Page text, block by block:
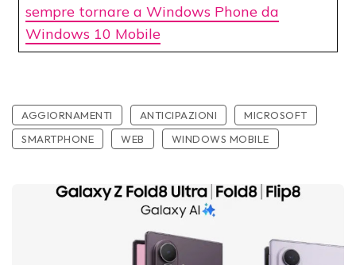
sempre tornare a Windows Phone da
Windows 10 Mobile
AGGIORNAMENTI ANTICIPAZIONI
MICROSOFT
SMARTPHONE
WEB WINDOWS MOBILE